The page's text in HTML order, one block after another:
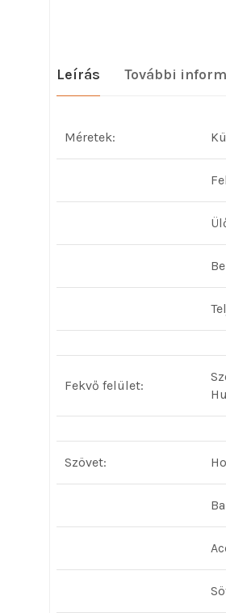
Leírás További
Méretek:
Fekvő felület:
Szövet: